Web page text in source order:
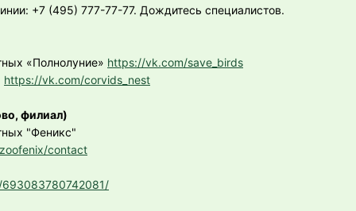
+7 (495) 777-77-77. Дождитесь специалистов.
«Полнолуние» https://vk.com/save_birds
https://vk.com/corvids_nest
филиал)
"Феникс"
contact